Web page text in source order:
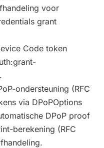
voor
grant
Code token
ondersteuning (RFC
via DPoPOptions
DPoP proof
berekening (RFC